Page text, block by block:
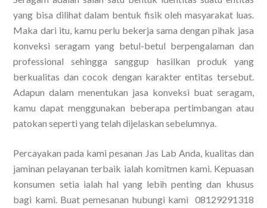
yang bisa dilihat dalam bentuk fisik oleh masyarakat luas.
Maka dari itu, kamu perlu bekerja sama dengan pihak jasa
konveksi seragam yang betul-betul berpengalaman dan
professional sehingga sanggup hasilkan produk yang
berkualitas dan cocok dengan karakter entitas tersebut.
Adapun dalam menentukan jasa konveksi buat seragam,
kamu dapat menggunakan beberapa pertimbangan atau
patokan seperti yang telah dijelaskan sebelumnya.
Percayakan pada kami pesanan Jas Lab Anda, kualitas dan
jaminan pelayanan terbaik ialah komitmen kami. Kepuasan
konsumen setia ialah hal yang lebih penting dan khusus
bagi kami. Buat pemesanan hubungi kami 08129291318